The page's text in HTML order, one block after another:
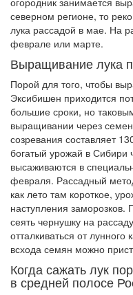
северном регионе, то
лука рассадой в мае. На
феврале или марте.
Выращивание лука
Порой для того, чтобы
Эксибишен приходится
большие сроки, но
выращивании через
созревания составляет
богатый урожай в Сибири
высаживаются в
февраля. Рассадный
как лето там короткое,
наступления заморозков.
сеять чернушку на
отталкиваться от
всхода семян можно
Когда сажать лук
в средней полосе